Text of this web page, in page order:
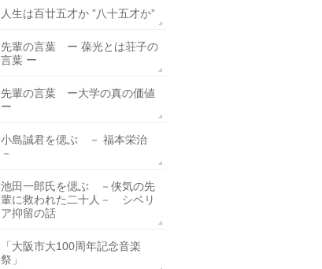
人生は百廿五才か ”八十五才か”
先輩の言葉 ー 葆光とは荘子の
言葉 ー
先輩の言葉 ー大学の真の価値
ー
小島誠君を偲ぶ － 福本栄治
－
池田一郎氏を偲ぶ －侠気の先
輩に救われた二十人－ シベリ
ア抑留の話
「大阪市大100周年記念音楽
祭」